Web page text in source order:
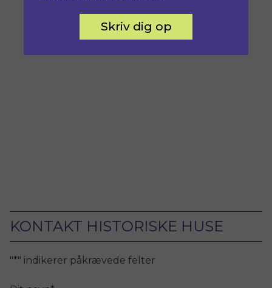
KONTAKT HISTORISKE HUSE
"*" indikerer påkrævede felter
Skriv dig op